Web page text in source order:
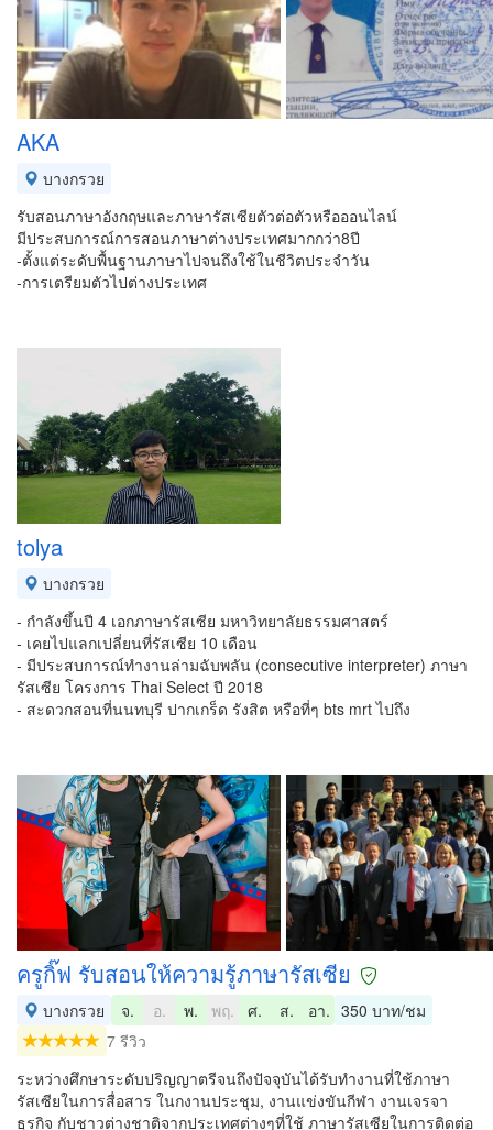
AKA
บางกรวย
รับสอนภาษาอังกฤษและภาษารัสเซียตัวต่อตัวหรือออนไลน์
มีประสบการณ์การสอนภาษาต่างประเทศมากกว่า8ปี
-ตั้งแต่ระดับพื้นฐานภาษาไปจนถึงใช้ในชีวิตประจำวัน
-การเตรียมตัวไปต่างประเทศ
tolya
บางกรวย
- กำลังขึ้นปี 4 เอกภาษารัสเซีย มหาวิทยาลัยธรรมศาสตร์
- เคยไปแลกเปลี่ยนที่รัสเซีย 10 เดือน
- มีประสบการณ์ทำงานล่ามฉับพลัน (consecutive interpreter) ภาษา
รัสเซีย โครงการ Thai Select ปี 2018
- สะดวกสอนที่นนทบุรี ปากเกร็ด รังสิต หรือที่ๆ bts mrt ไปถึง
ครูกิ๊ฟ รับสอนให้ความรู้ภาษารัสเซีย
บางกรวย จ. อ. พ. พฤ. ศ. ส. อา. 350 บาท/ชม
7 รีวิว
ระหว่างศึกษาระดับปริญญาตรีจนถึงปัจจุบันได้รับทำงานที่ใช้ภาษา
รัสเซียในการสื่อสาร ในกงานประชุม, งานแข่งขันกีฬา งานเจรจา
ธุรกิจ กับชาวต่างชาติจากประเทศต่างๆที่ใช้ ภาษารัสเซียในการติดต่อ